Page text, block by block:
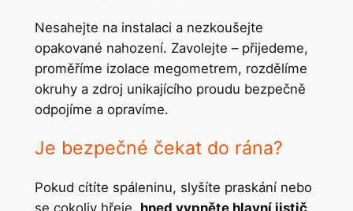
Nesahejte na instalaci a nezkoušejte
opakované nahození. Zavolejte – přijedeme,
proměříme izolace megometrem, rozdělíme
okruhy a zdroj unikajícího proudu bezpečně
odpojíme a opravíme.
Je bezpečné čekat do rána?
Pokud cítíte spáleninu, slyšíte praskání nebo